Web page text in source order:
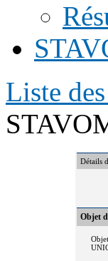
Liste
Détails
Objet